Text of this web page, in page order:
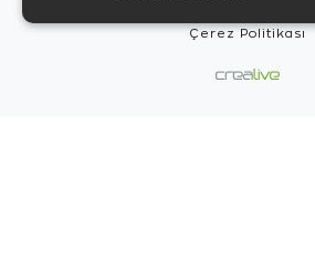
Çerez Politikası